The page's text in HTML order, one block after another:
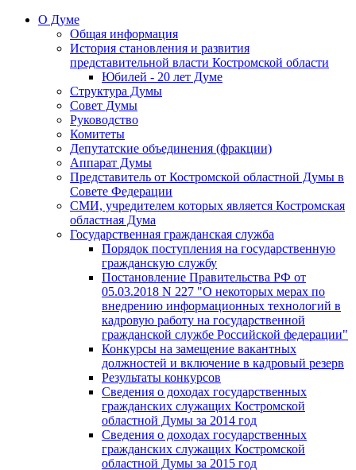
О Думе
Общая информация
История становления и развития
представительной власти Костромской области
Юбилей - 20 лет Думе
Структура Думы
Совет Думы
Руководство
Комитеты
Депутатские объединения (фракции)
Аппарат Думы
Представитель от Костромской областной Думы в
Совете Федерации
СМИ, учредителем которых является Костромская
областная Дума
Государственная гражданская служба
Порядок поступления на государственную
гражданскую службу
Постановление Правительства РФ от
05.03.2018 N 227 "О некоторых мерах по
внедрению информационных технологий в
кадровую работу на государственной
гражданской службе Российской федерации"
Конкурсы на замещение вакантных
должностей и включение в кадровый резерв
Результаты конкурсов
Сведения о доходах государственных
гражданских служащих Костромской
областной Думы за 2014 год
Сведения о доходах государственных
гражданских служащих Костромской
областной Думы за 2015 год